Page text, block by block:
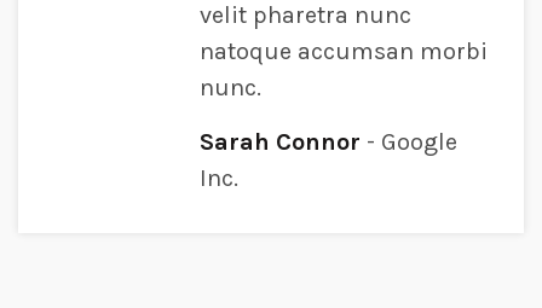
velit pharetra nunc
natoque accumsan morbi
nunc.
Sarah Connor
Google
Inc.